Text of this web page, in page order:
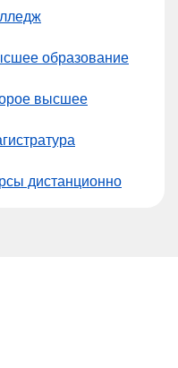
образование
высшее
дистанционно